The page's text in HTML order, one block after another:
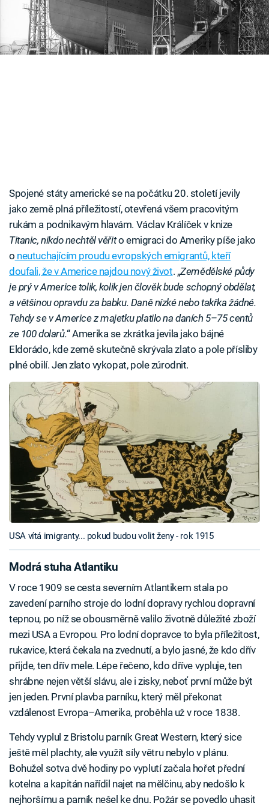
Časopis
Sledujte prima+
Spojené státy americké se na počátku 20. století jevily
jako země plná příležitostí, otevřená všem pracovitým
rukám a podnikavým hlavám. Václav Králíček v knize
Titanic, nikdo nechtěl věřito emigraci do Ameriky píše jako
o neutuchajícím proudu evropských emigrantů, kteří
doufali, že v Americe najdou nový život. „Zemědělské půdy
je prý v Americe tolik, kolik jen člověk bude schopný obdělat,
a většinou opravdu za babku. Daně nízké nebo takřka žádné.
Tehdy se v Americe z majetku platilo na daních 5–75 centů
ze 100 dolarů.“ Amerika se zkrátka jevila jako bájné
Eldorádo, kde země skutečně skrývala zlato a pole přísliby
plné obilí. Jen zlato vykopat, pole zúrodnit.
USA vítá imigranty... pokud budou volit ženy - rok 1915
Modrá stuha Atlantiku
V roce 1909 se cesta severním Atlantikem stala po
zavedení parního stroje do lodní dopravy rychlou dopravní
tepnou, po níž se obousměrně valilo životně důležité zboží
mezi USA a Evropou. Pro lodní dopravce to byla příležitost,
rukavice, která čekala na zvednutí, a bylo jasné, že kdo dřív
přijde, ten dřív mele. Lépe řečeno, kdo dříve vypluje, ten
shrábne nejen větší slávu, ale i zisky, neboť první může být
jen jeden. První plavba parníku, který měl překonat
vzdálenost Evropa–Amerika, proběhla už v roce 1838.
Tehdy vyplul z Bristolu parník Great Western, který sice
ještě měl plachty, ale využít síly větru nebylo v plánu.
Bohužel sotva dvě hodiny po vyplutí začala hořet přední
kotelna a kapitán nařídil najet na mělčinu, aby nedošlo k
nejhoršímu a parník nešel ke dnu. Požár se povedlo uhasit